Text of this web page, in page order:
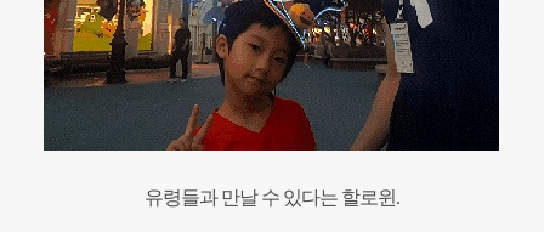
유령들과 만날 수 있다는 할로윈.